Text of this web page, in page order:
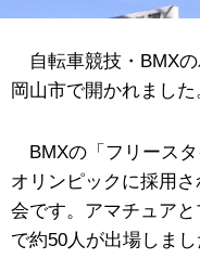
自転車競技・BMX
岡山市で開かれました
BMXの「フリース
オリンピックに採用
会です。アマチュア
で約50人が出場しまし